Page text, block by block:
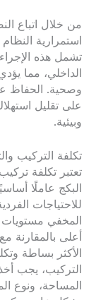
من خلال اتباع
استمرارية
تشمل هذه
الداخلي، مما
وصحية. الحفاظ
على تقليل
وبيئية.
تكلفة التركيب
تعتبر تكلفة
البكج عاملًا
للاحتياجات
المخفي مستويات
أعلى بالمقارنة
الأكثر بساطة
التركيب، يجب
المساحة، ونوع